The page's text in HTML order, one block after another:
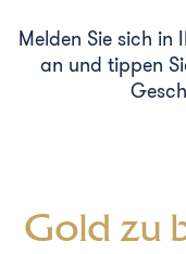
Melden Sie sich in
an und tippen
Gold zu